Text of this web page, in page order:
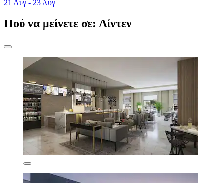
21 Αυγ - 23 Αυγ
Πού να μείνετε σε: Λίντεν